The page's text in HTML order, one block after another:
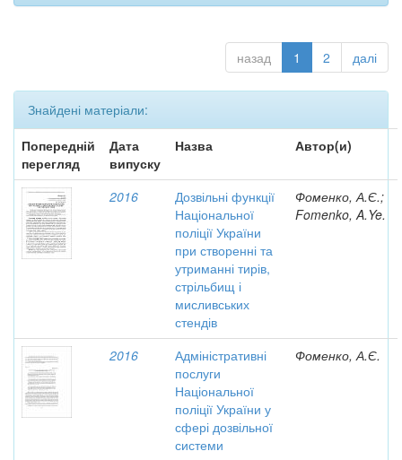
назад 1 2 далі
Знайдені матеріали:
Попередній
перегляд
Дата
випуску
Назва Автор(и)
2016
Дозвільні функції
Національної
поліції України
при створенні та
утриманні тирів,
стрільбищ і
мисливських
стендів
Фоменко, А.Є.;
Fomenko, A.Ye.
2016
Адміністративні
послуги
Національної
поліції України у
сфері дозвільної
системи
Фоменко, А.Є.